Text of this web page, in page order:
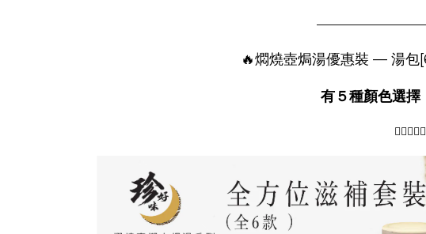
🔥燜燒壺焗湯優惠裝 — 湯包
有５種顏色選擇